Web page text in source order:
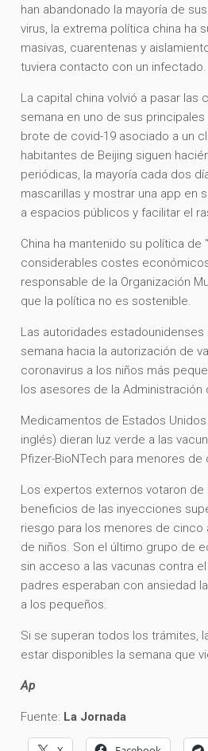
han abandonado la mayoría de
virus, la extrema política china ha
masivas, cuarentenas y
tuviera contacto con un infectado.
La capital china volvió a pasar las
semana en uno de sus
brote de covid-19 asociado a un
habitantes de Beijing siguen
periódicas, la mayoría cada dos
mascarillas y mostrar una app en
a espacios públicos y facilitar el
China ha mantenido su política de
considerables costes
responsable de la Organización
que la política no es sostenible.
Las autoridades
semana hacia la autorización de
coronavirus a los niños más
los asesores de la Administración
Medicamentos de Estados
inglés) dieran luz verde a las
Pfizer-BioNTech para menores de
Los expertos externos votaron de
beneficios de las inyecciones
riesgo para los menores de cinco
de niños. Son el último grupo de
sin acceso a las vacunas contra
padres esperaban con ansiedad
a los pequeños.
Si se superan todos los trámites,
estar disponibles la semana que
Ap
Fuente: La Jornada